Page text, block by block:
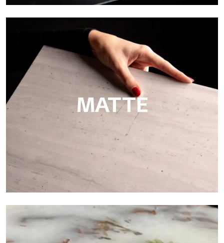
Super Glossy
Ultralight Super Glossy es la superficie brillante con efecto
espejo de Tecnografica, perfecta para revestimientos lujosos
en hoteles, spas, baños y en el sector marítimo.
MATTE
Matte
Ultralight Matte es una placa decorativa con acabado satinado
mate que emula la elegancia táctil de los mármoles y las